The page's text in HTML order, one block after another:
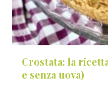
Crostata: la
e senza uova)